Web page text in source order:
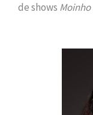
de shows Moinho